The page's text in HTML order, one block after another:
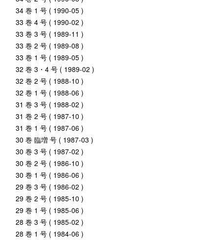
34 巻 1 号 ( 1990-05 )
33 巻 4 号 ( 1990-02 )
33 巻 3 号 ( 1989-11 )
33 巻 2 号 ( 1989-08 )
33 巻 1 号 ( 1989-05 )
32 巻 3・4 号 ( 1989-02 )
32 巻 2 号 ( 1988-10 )
32 巻 1 号 ( 1988-06 )
31 巻 3 号 ( 1988-02 )
31 巻 2 号 ( 1987-10 )
31 巻 1 号 ( 1987-06 )
30 巻 臨増 号 ( 1987-03 )
30 巻 3 号 ( 1987-02 )
30 巻 2 号 ( 1986-10 )
30 巻 1 号 ( 1986-06 )
29 巻 3 号 ( 1986-02 )
29 巻 2 号 ( 1985-10 )
29 巻 1 号 ( 1985-06 )
28 巻 3 号 ( 1985-02 )
28 巻 1 号 ( 1984-06 )